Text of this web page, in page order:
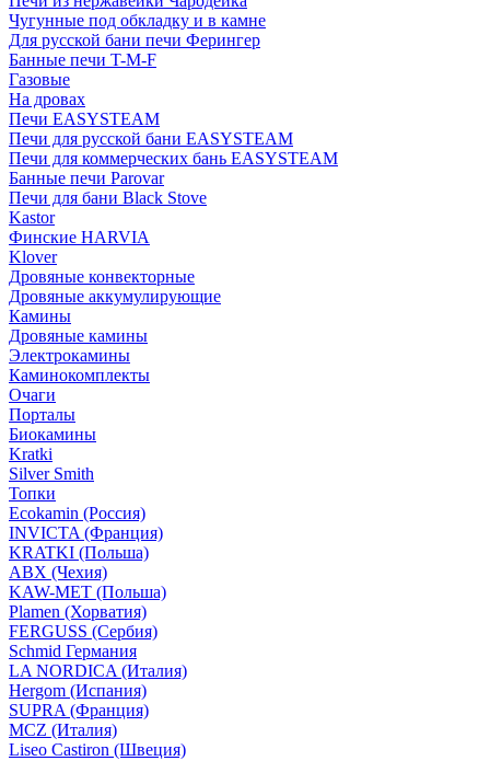
Чугунные под обкладку и в камне
Для русской бани печи Ферингер
Банные печи T-M-F
Газовые
На дровах
Печи EASYSTEAM
Печи для русской бани EASYSTEAM
Печи для коммерческих бань EASYSTEAM
Банные печи Parovar
Печи для бани Black Stove
Kastor
Финские HARVIA
Klover
Дровяные конвекторные
Дровяные аккумулирующие
Камины
Дровяные камины
Электрокамины
Каминокомплекты
Очаги
Порталы
Биокамины
Kratki
Silver Smith
Топки
Ecokamin (Россия)
INVICTA (Франция)
KRATKI (Польша)
ABX (Чехия)
KAW-MET (Польша)
Plamen (Хорватия)
FERGUSS (Сербия)
Schmid Германия
LA NORDICA (Италия)
Hergom (Испания)
SUPRA (Франция)
MCZ (Италия)
Liseo Castiron (Швеция)